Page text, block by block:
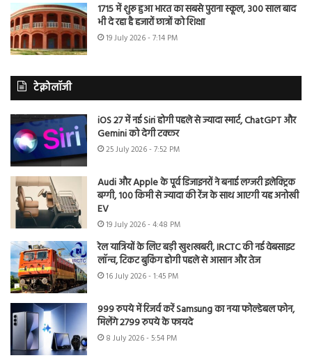
1715 में शुरू हुआ भारत का सबसे पुराना स्कूल, 300 साल बाद
भी दे रहा है हजारों छात्रों को शिक्षा
19 July 2026 - 7:14 PM
टेक्नोलॉजी
iOS 27 में नई Siri होगी पहले से ज्यादा स्मार्ट, ChatGPT और
Gemini को देगी टक्कर
25 July 2026 - 7:52 PM
Audi और Apple के पूर्व डिजाइनरों ने बनाई लग्जरी इलेक्ट्रिक
बग्गी, 100 किमी से ज्यादा की रेंज के साथ आएगी यह अनोखी
EV
19 July 2026 - 4:48 PM
रेल यात्रियों के लिए बड़ी खुशखबरी, IRCTC की नई वेबसाइट
लॉन्च, टिकट बुकिंग होगी पहले से आसान और तेज
16 July 2026 - 1:45 PM
999 रुपये में रिजर्व करें Samsung का नया फोल्डेबल फोन,
मिलेंगे 2799 रुपये के फायदे
8 July 2026 - 5:54 PM